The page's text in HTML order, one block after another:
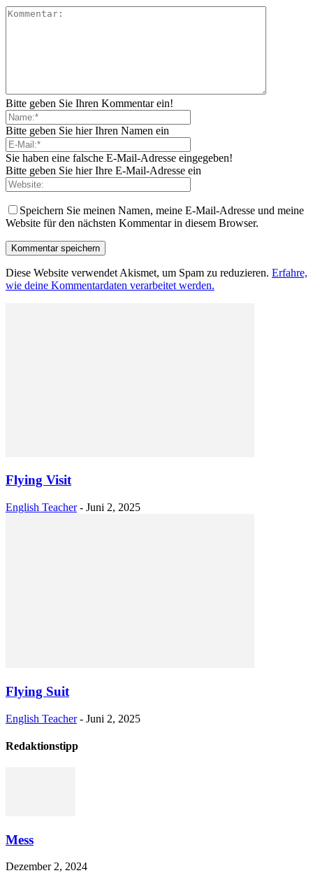
Bitte geben Sie Ihren Kommentar ein!
Bitte geben Sie hier Ihren Namen ein
Sie haben eine falsche E-Mail-Adresse eingegeben!
Bitte geben Sie hier Ihre E-Mail-Adresse ein
Speichern Sie meinen Namen, meine E-Mail-Adresse und meine
Website für den nächsten Kommentar in diesem Browser.
Diese Website verwendet Akismet, um Spam zu reduzieren. Erfahre,
wie deine Kommentardaten verarbeitet werden.
Flying Visit
English Teacher - Juni 2, 2025
Flying Suit
English Teacher - Juni 2, 2025
Redaktionstipp
Mess
Dezember 2, 2024